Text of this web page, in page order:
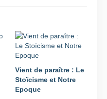
Vient de paraître : Le
Stoïcisme et Notre
Epoque